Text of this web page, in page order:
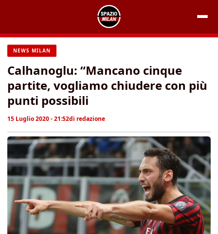
contenuto
NEWS MILAN
Calhanoglu: “Mancano cinque
partite, vogliamo chiudere con più
punti possibili
15 Luglio 2020 - 21:52di redazione